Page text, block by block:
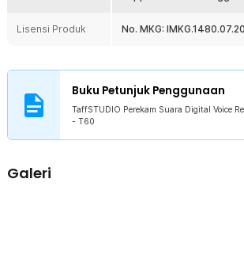
1 x Earphone
1 x Telephone Adapter
1 x Panduan Penggunaan
Lisensi Produk No. MKG:
Buku Petunjuk Penggunaan
TaffSTUDIO Perekam Suara Digital Voice
- T60
Galeri